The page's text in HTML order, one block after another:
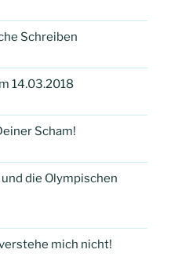
Schreiben
14.03.2018
Scham!
die Olympischen
mich nicht!